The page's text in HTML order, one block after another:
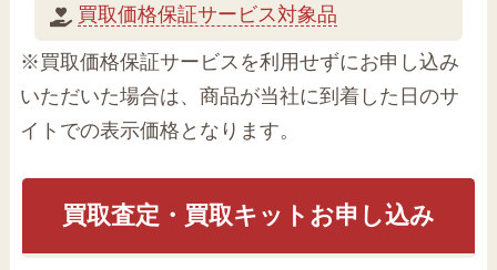
買取価格保証サービス対象品
※買取価格保証サービスを利用せずにお申し込み
いただいた場合は、商品が当社に到着した日のサ
イトでの表示価格となります。
買取査定・買取キットお申し込み